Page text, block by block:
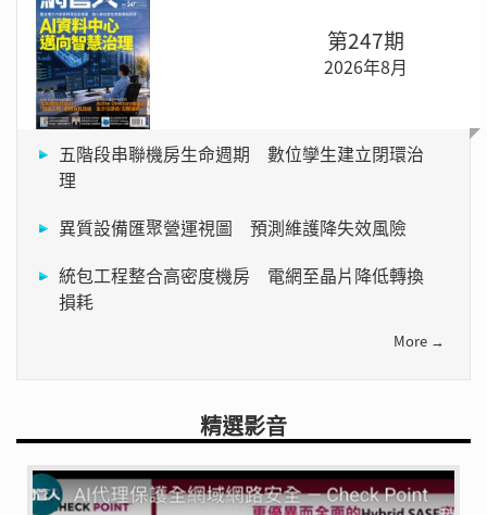
第247期
2026年8月
五階段串聯機房生命週期 數位孿生建立閉環治
理
異質設備匯聚營運視圖 預測維護降失效風險
統包工程整合高密度機房 電網至晶片降低轉換
損耗
More →
精選影音